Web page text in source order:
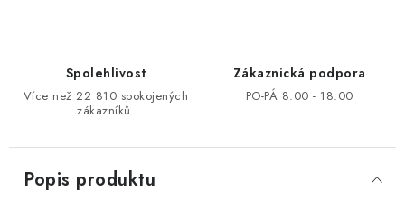
Spolehlivost
Více než 22 810 spokojených
zákazníků.
Zákaznická podpora
PO-PÁ 8:00 - 18:00
Popis produktu